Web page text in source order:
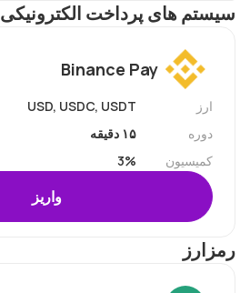
سیستم های پرداخت الکترونیکی
Binance Pay
ارز
USD, USDC, USDT
دوره
۱۵ دقیقه
کمیسیون
3%
واریز
رمزارز